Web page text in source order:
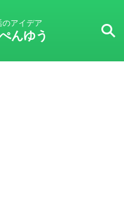
アイデア
んゆう